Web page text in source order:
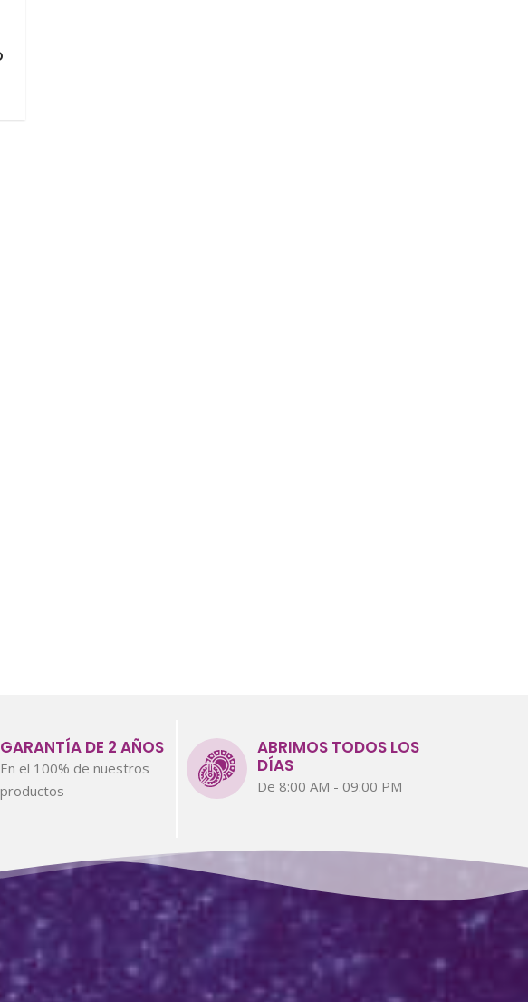
GARANTÍA DE 2 AÑOS
En el 100% de nuestros
productos
ABRIMOS TODOS LOS
DÍAS
De 8:00 AM - 09:00 PM